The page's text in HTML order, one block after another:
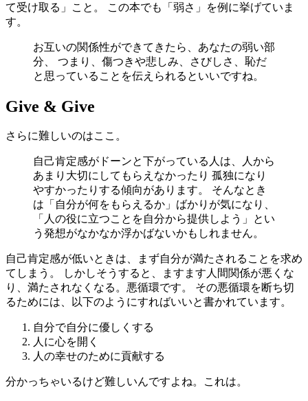
て受け取る」こと。 この本でも「弱さ」を例に挙げていま
す。
お互いの関係性ができてきたら、あなたの弱い部
分、 つまり、傷つきや悲しみ、さびしさ、恥だ
と思っていることを伝えられるといいですね。
Give & Give
さらに難しいのはここ。
自己肯定感がドーンと下がっている人は、人から
あまり大切にしてもらえなかったり 孤独になり
やすかったりする傾向があります。 そんなとき
は「自分が何をもらえるか」ばかりが気になり、
「人の役に立つことを自分から提供しよう」とい
う発想がなかなか浮かばないかもしれません。
自己肯定感が低いときは、まず自分が満たされることを求め
てしまう。 しかしそうすると、ますます人間関係が悪くな
り、満たされなくなる。悪循環です。 その悪循環を断ち切
るためには、以下のようにすればいいと書かれています。
自分で自分に優しくする
人に心を開く
人の幸せのために貢献する
分かっちゃいるけど難しいんですよね。これは。